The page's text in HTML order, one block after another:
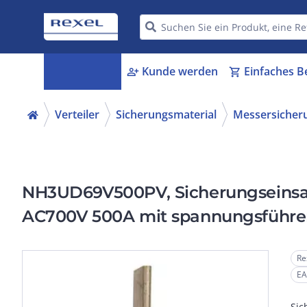
person_add Kunde werden shopping_cart Einfaches
Verteiler Sicherungsmaterial
NH3UD69V500PV,
AC700V 500A mit